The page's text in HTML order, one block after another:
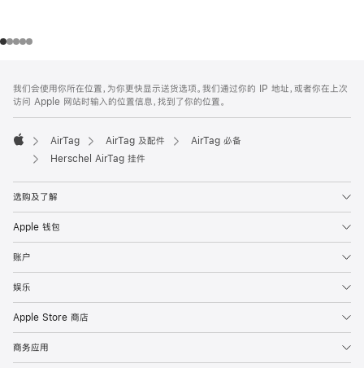
页
页
脚
注
我们会使用你所在位置，为你更快显示送货选项。我们通过你的 IP 地址，或者你在上次
访问 Apple 网站时输入的位置信息，找到了你的位置。
Apple
AirTag AirTag 及配件
AirTag 必备
Herschel AirTag 挂件
选购及了解
Apple 钱包
账户
娱乐
Apple Store 商店
商务应用